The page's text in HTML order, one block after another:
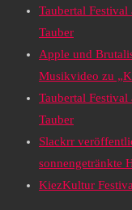
Taubertal
Tauber
Apple und
Musikvideo zu
Taubertal
Tauber
Slackrr
sonnengetränkte
KiezKultur